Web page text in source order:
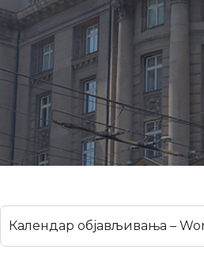
Календар објављивања –